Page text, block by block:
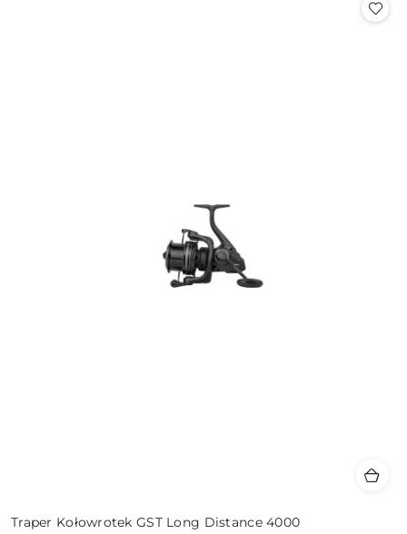
Traper Kołowrotek GST Long Distance 4000